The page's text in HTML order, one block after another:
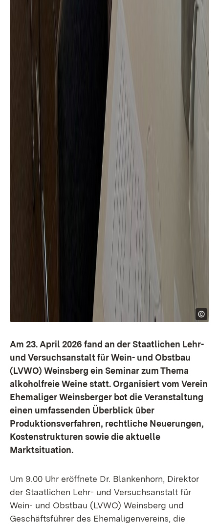
Am 23. April 2026 fand an der Staatlichen Lehr-
und Versuchsanstalt für Wein- und Obstbau
(LVWO) Weinsberg ein Seminar zum Thema
alkoholfreie Weine statt. Organisiert vom Verein
Ehemaliger Weinsberger bot die Veranstaltung
einen umfassenden Überblick über
Produktionsverfahren, rechtliche Neuerungen,
Kostenstrukturen sowie die aktuelle
Marktsituation.
Um 9.00 Uhr eröffnete Dr. Blankenhorn, Direktor
der Staatlichen Lehr- und Versuchsanstalt für
Wein- und Obstbau (LVWO) Weinsberg und
Geschäftsführer des Ehemaligenvereins, die